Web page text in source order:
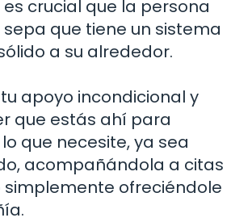
crucial que la persona
que tiene un sistema
a su alrededor.
apoyo incondicional y
que estás ahí para
que necesite, ya sea
acompañándola a citas
simplemente ofreciéndole